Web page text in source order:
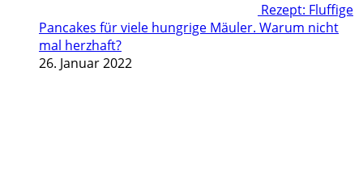
Rezept: Fluffige
Pancakes für viele hungrige Mäuler. Warum nicht
mal herzhaft?
26. Januar 2022